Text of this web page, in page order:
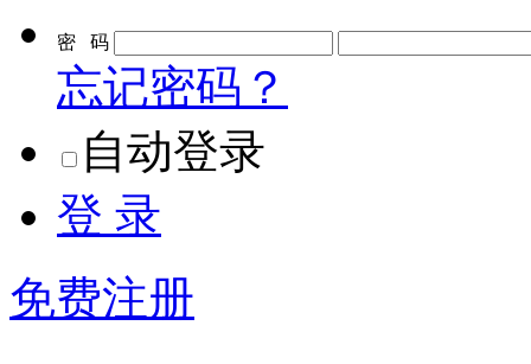
密 码
忘记密码？
自动登录
登 录
免费注册